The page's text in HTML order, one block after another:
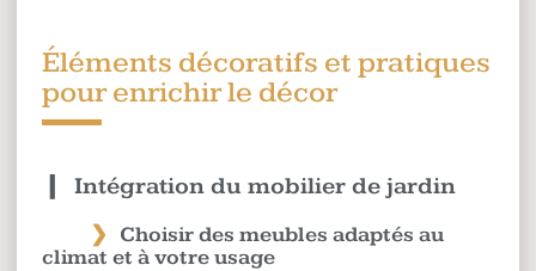
Éléments décoratifs et pratiques
pour enrichir le décor
Intégration du mobilier de jardin
Choisir des meubles adaptés au
climat et à votre usage